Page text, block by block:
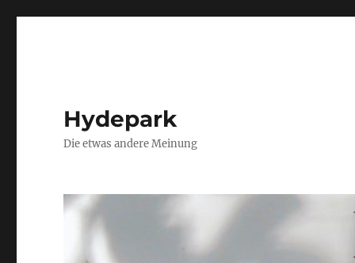
Hydepark
Die etwas andere Meinung